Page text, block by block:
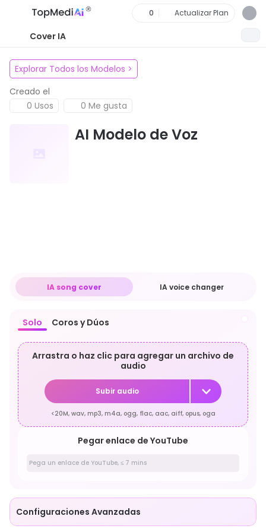
Cover IA
0 Actualizar Plan
Explorar Todos los Modelos >
Creado el
0 Usos
0 Me gusta
AI Modelo de Voz
IA song cover IA voice changer
Solo Coros y Dúos
Arrastra o haz clic para agregar un archivo de
audio
Subir audio
<20M, wav, mp3, m4a, ogg, flac, aac, aiff, opus, oga
Pegar enlace de YouTube
Configuraciones Avanzadas